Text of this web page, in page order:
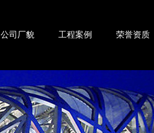
公司厂貌 工程案例 荣誉资质